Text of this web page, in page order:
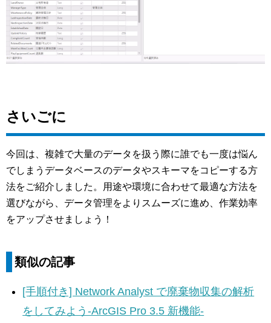
さいごに
今回は、複雑で大量のデータを扱う際に誰でも一度は悩ん
でしまうデータベースのデータやスキーマをコピーする方
法をご紹介しました。用途や環境に合わせて最適な方法を
選びながら、データ管理をよりスムーズに進め、作業効率
をアップさせましょう！
類似の記事
[手順付き] Network Analyst で廃棄物収集の解析
をしてみよう-ArcGIS Pro 3.5 新機能-